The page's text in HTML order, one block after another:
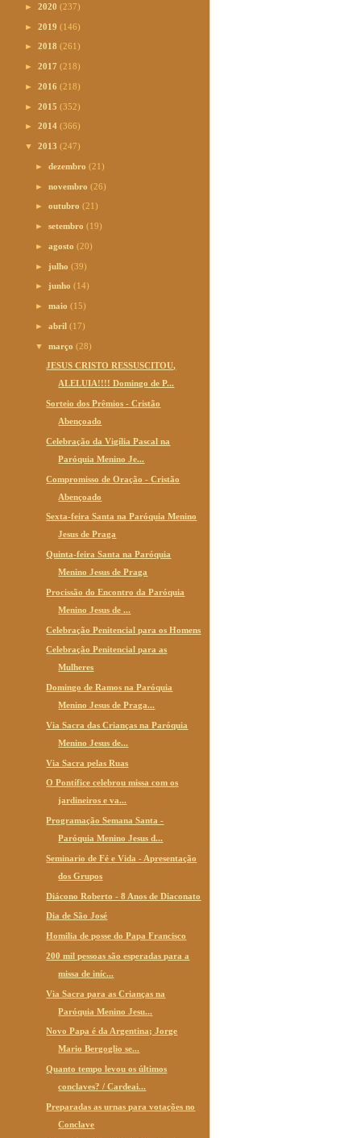
► 2020 (237)
► 2019 (146)
► 2018 (261)
► 2017 (218)
► 2016 (218)
► 2015 (352)
► 2014 (366)
▼ 2013 (247)
►dezembro(21)
►novembro(26)
►outubro(21)
►setembro(19)
►agosto(20)
► julho(39)
► junho(14)
►maio(15)
►abril(17)
▼março(28)
JESUS CRISTO RESSUSCITOU,
ALELUIA!!!! Domingo de P...
Sorteio dos Prêmios - Cristão
Abençoado
Celebração da Vigília Pascal na
Paróquia Menino Je...
Compromisso de Oração - Cristão
Abençoado
Sexta-feira Santa na Paróquia Menino
Jesus de Praga
Quinta-feira Santa na Paróquia
Menino Jesus de Praga
Procissão do Encontro da Paróquia
Menino Jesus de ...
Celebração Penitencial para os Homens
Celebração Penitencial para as
Mulheres
Domingo de Ramos na Paróquia
Menino Jesus de Praga...
Via Sacra das Crianças na Paróquia
Menino Jesus de...
Via Sacra pelas Ruas
O Pontífice celebrou missa com os
jardineiros e va...
Programação Semana Santa -
Paróquia Menino Jesus d...
Seminario de Fé e Vida - Apresentação
dos Grupos
Diácono Roberto - 8 Anos de Diaconato
Dia de São José
Homilia de posse do Papa Francisco
200 mil pessoas são esperadas para a
missa de iníc...
Via Sacra para as Crianças na
Paróquia Menino Jesu...
Novo Papa é da Argentina; Jorge
Mario Bergoglio se...
Quanto tempo levou os últimos
conclaves? / Cardeai...
Preparadas as urnas para votações no
Conclave